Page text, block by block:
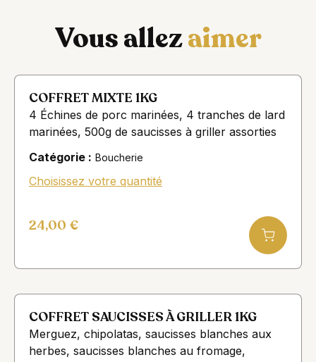
Vous allezaimer
COFFRET MIXTE 1KG
4 Échines de porc marinées, 4 tranches de lard
marinées, 500g de saucisses à griller assorties
Catégorie : Boucherie
Choisissez votre quantité
24,00 €
COFFRET SAUCISSES À GRILLER 1KG
Merguez, chipolatas, saucisses blanches aux
herbes, saucisses blanches au fromage,